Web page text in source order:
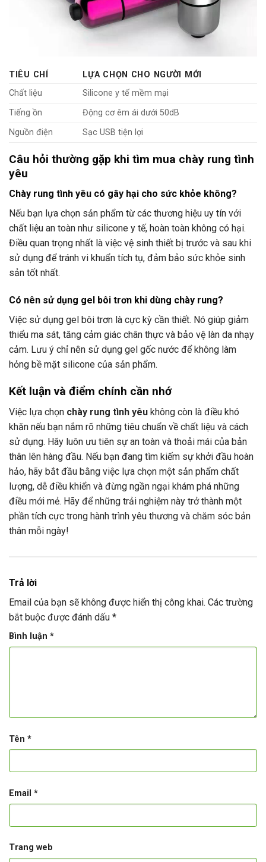
TIÊU CHÍ
LỰA CHỌN CHO NGƯỜI MỚI
Chất liệu
Silicone y tế mềm mại
Tiếng ồn
Động cơ êm ái dưới 50dB
Nguồn điện
Sạc USB tiện lợi
Câu hỏi thường gặp khi tìm mua chày rung tình
yêu
Chày rung tình yêu có gây hại cho sức khỏe không?
Nếu bạn lựa chọn sản phẩm từ các thương hiệu uy tín với
chất liệu an toàn như silicone y tế, hoàn toàn không có hại.
Điều quan trọng nhất là việc vệ sinh thiết bị trước và sau khi
sử dụng để tránh vi khuẩn tích tụ, đảm bảo sức khỏe sinh
sản tốt nhất.
Có nên sử dụng gel bôi trơn khi dùng chày rung?
Việc sử dụng gel bôi trơn là cực kỳ cần thiết. Nó giúp giảm
thiểu ma sát, tăng cảm giác chân thực và bảo vệ làn da nhạy
cảm. Lưu ý chỉ nên sử dụng gel gốc nước để không làm
hỏng bề mặt silicone của sản phẩm.
Kết luận và điểm chính cần nhớ
Việc lựa chọn chày rung tình yêu không còn là điều khó
khăn nếu bạn nắm rõ những tiêu chuẩn về chất liệu và cách
sử dụng. Hãy luôn ưu tiên sự an toàn và thoải mái của bản
thân lên hàng đầu. Nếu bạn đang tìm kiếm sự khởi đầu hoàn
hảo, hãy bắt đầu bằng việc lựa chọn một sản phẩm chất
lượng, dễ điều khiển và đừng ngần ngại khám phá những
điều mới mẻ. Hãy để những trải nghiệm này trở thành một
phần tích cực trong hành trình yêu thương và chăm sóc bản
thân mỗi ngày!
Trả lời
Email của bạn sẽ không được hiển thị công khai. Các trường
bắt buộc được đánh dấu *
Bình luận *
Tên *
Email *
Trang web